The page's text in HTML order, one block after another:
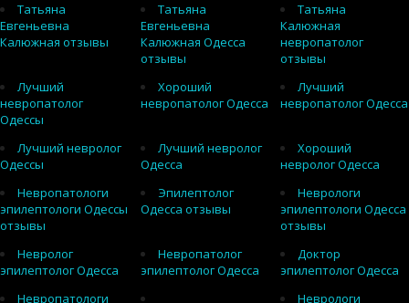
Татьяна
Евгеньевна
Калюжная отзывы
Татьяна
Евгеньевна
Калюжная Одесса
отзывы
Татьяна
Калюжная
невропатолог
отзывы
Лучший
невропатолог
Одессы
Хороший
невропатолог Одесса
Лучший
невропатолог Одесса
Лучший невролог
Одессы
Лучший невролог
Одесса
Хороший
невролог Одесса
Невропатологи
эпилептологи Одессы
отзывы
Эпилептолог
Одесса отзывы
Неврологи
эпилептологи Одесса
отзывы
Невролог
эпилептолог Одесса
Невропатолог
эпилептолог Одесса
Доктор
эпилептолог Одесса
Невропатологи
Неврологи